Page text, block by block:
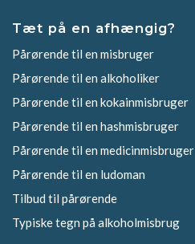
Tæt på en afhængig?
Pårørende til en misbruger
Pårørende til en alkoholiker
Pårørende til en kokainmisbruger
Pårørende til en hashmisbruger
Pårørende til en medicinmisbruger
Pårørende til en ludoman
Tilbud til pårørende
Typiske tegn på alkoholmisbrug